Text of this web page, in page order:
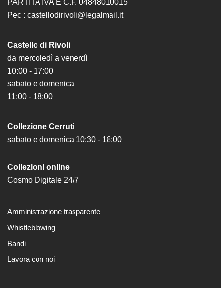
Edificio
Castello
Lunga
Villa
Cerruti
Digitale
Visita
Shop
Media
Organizza
PARTITA IVA E C.F. 04848010015
Pec : castellodirivoli@legalmail.it
Castello di Rivoli
da mercoledì a venerdì
10:00 - 17:00
sabato e domenica
11:00 - 18:00
Collezione Cerruti
sabato e domenica 10:30 - 18:00
Collezioni online
Cosmo Digitale 24/7
Amministrazione trasparente
Whistleblowing
Bandi
Lavora con noi